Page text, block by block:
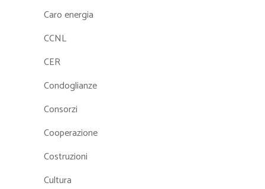
Caro energia
CCNL
CER
Condoglianze
Consorzi
Cooperazione
Costruzioni
Cultura